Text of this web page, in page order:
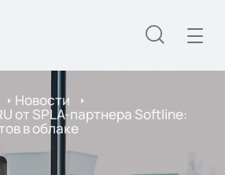
Новости
от SPLA-партнера Softline:
в облаке